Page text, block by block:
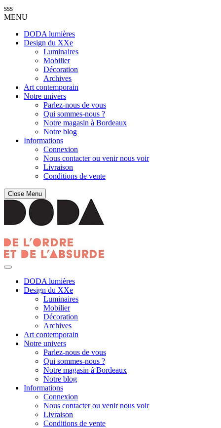
sss
MENU
DODA lumières
Design du XXe
Luminaires
Mobilier
Décoration
Archives
Art contemporain
Notre univers
Parlez-nous de vous
Qui sommes-nous ?
Notre magasin à Bordeaux
Notre blog
Informations
Connexion
Nous contacter ou venir nous voir
Livraison
Conditions de vente
Close Menu
DODA lumières
Design du XXe
Luminaires
Mobilier
Décoration
Archives
Art contemporain
Notre univers
Parlez-nous de vous
Qui sommes-nous ?
Notre magasin à Bordeaux
Notre blog
Informations
Connexion
Nous contacter ou venir nous voir
Livraison
Conditions de vente